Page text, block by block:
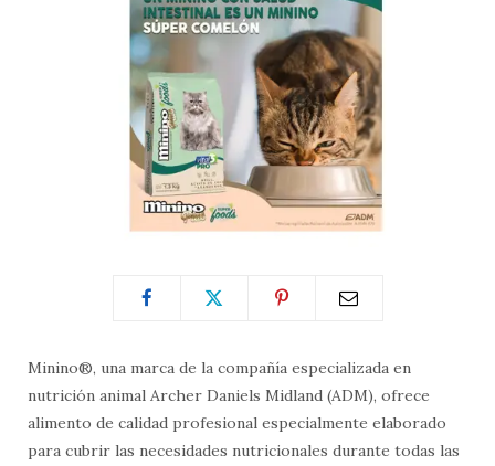
Minino®, una marca de la compañía especializada en
nutrición animal Archer Daniels Midland (ADM), ofrece
alimento de calidad profesional especialmente elaborado
para cubrir las necesidades nutricionales durante todas las